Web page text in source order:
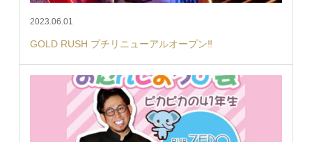
2023.06.01
GOLD RUSH プチリニューアルオープン‼︎